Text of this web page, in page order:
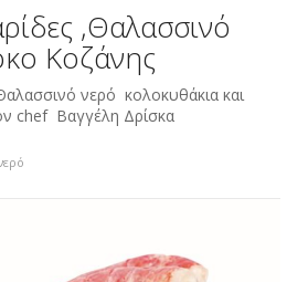
,Θαλασσινό
Κοζάνης
νερό κολοκυθάκια και
chef Βαγγέλη Δρίσκα